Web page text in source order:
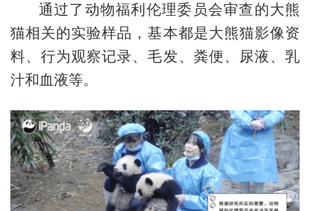
通过了动物福利伦理委员会审查的大熊
猫相关的实验样品，基本都是大熊猫影像资
料、行为观察记录、毛发、粪便、尿液、乳
汁和血液等。